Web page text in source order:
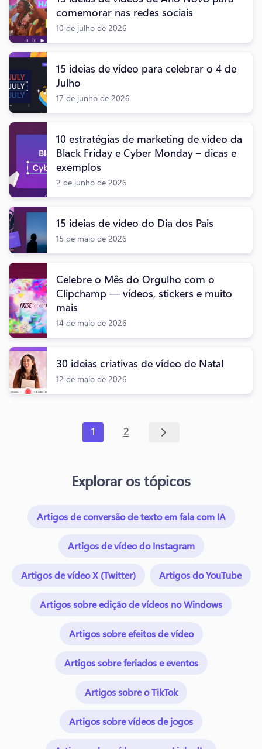
comemorar nas redes sociais
10 de julho de 2026
15 ideias de vídeo para celebrar o 4 de
Julho
17 de junho de 2026
10 estratégias de marketing de vídeo da
Black Friday e Cyber Monday – dicas e
exemplos
2 de junho de 2026
15 ideias de vídeo do Dia dos Pais
15 de maio de 2026
Celebre o Mês do Orgulho com o
Clipchamp — vídeos, stickers e muito
mais
14 de maio de 2026
30 ideias criativas de vídeo de Natal
12 de maio de 2026
1 2
Explorar os tópicos
Artigos de conversão de texto em fala com IA
Artigos de vídeo do Instagram
Artigos de vídeo X (Twitter) Artigos do YouTube
Artigos sobre edição de vídeos no Windows
Artigos sobre efeitos de vídeo
Artigos sobre feriados e eventos
Artigos sobre o TikTok
Artigos sobre vídeos de jogos